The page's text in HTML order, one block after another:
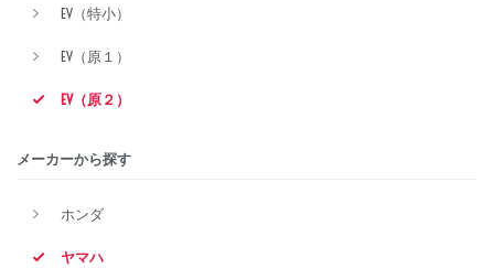
EV（特小）
EV（原１）
EV（原２）
メーカーから探す
ホンダ
ヤマハ